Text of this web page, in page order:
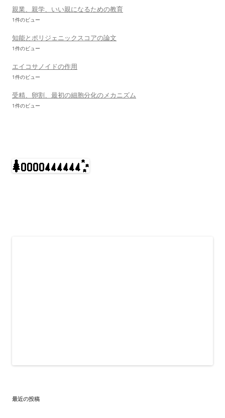
親業、親学、いい親になるための教育
1件のビュー
知能とポリジェニックスコアの論文
1件のビュー
エイコサノイドの作用
1件のビュー
受精、卵割、最初の細胞分化のメカニズム
1件のビュー
最近の投稿